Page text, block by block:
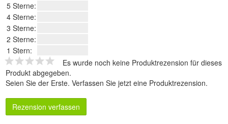
5 Sterne:
4 Sterne:
3 Sterne:
2 Sterne:
1 Stern:
Es wurde noch keine Produktrezension für dieses
Produkt abgegeben.
Seien Sie der Erste. Verfassen Sie jetzt eine Produktrezension.
Rezension verfassen